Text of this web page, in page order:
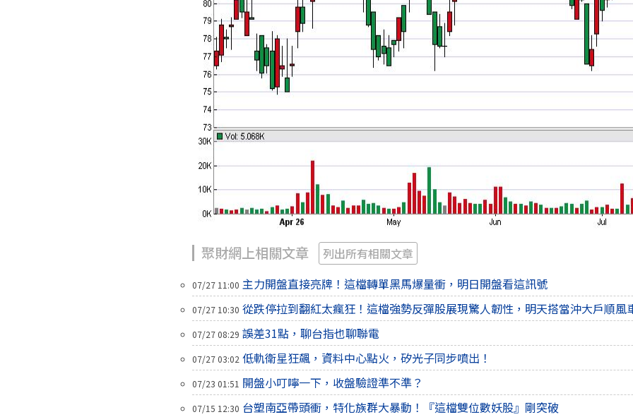
聚財網上相關文章 列出所有相關文章
07/27 11:00 主力開盤直接亮牌！這檔轉單黑馬爆量衝，明日開盤看這訊號
07/27 10:30 從跌停拉到翻紅太瘋狂！這檔強勢反彈股展現驚人韌性，明天搭當沖大戶順風
07/27 08:29 誤差31點，聊台指也聊聯電
07/27 03:02 低軌衛星狂飆，資料中心點火，矽光子同步噴出！
07/23 01:51 開盤小叮嚀一下，收盤驗證準不準？
07/15 12:30 台塑南亞帶頭衝，特化族群大暴動！『這檔雙位數妖股』剛突破